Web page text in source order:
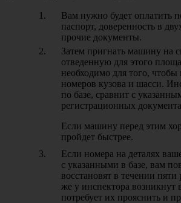
Вам нужно будет оплатить
паспорт, доверенность в
прочие документы.
Затем пригнать машину на
отведенную для этого
необходимо для того, чтобы
номеров кузова и шасси.
по базе, сравнит с
регистрационных
Если машину перед этим
пройдет быстрее.
Если номера на деталях
с указанными в базе, вам
восстановят в течении
же у инспектора возникнут
потребует их прояснить и